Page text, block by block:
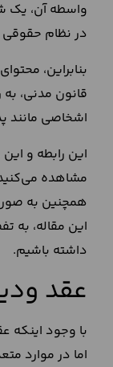
واسطه آن، یک
در نظام
بنابراین، محتوای
قانون مدنی،
اشخاصی مانند
این رابطه و
مشاهده
همچنین به
این مقاله، به
داشته باشیم.
عقد
با وجود
اما در موارد